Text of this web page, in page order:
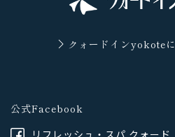
クォードインyokoteに
公式Facebook